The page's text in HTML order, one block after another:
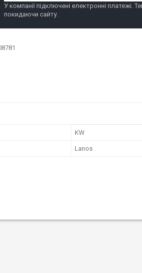
У компанії підключені електронні платежі.
покидаючи сайту.
KW
Lanos